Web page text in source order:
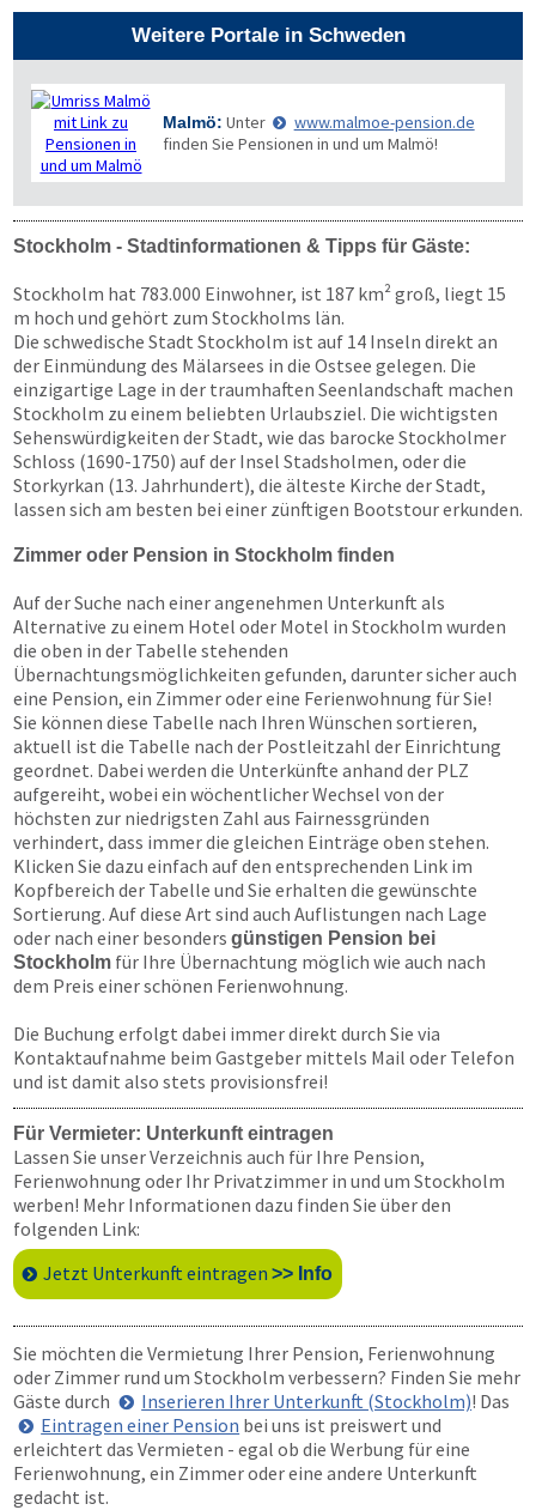
Weitere Portale in Schweden
Malmö: Unter
www.malmoe-pension.de
finden Sie Pensionen in und um Malmö!
Stockholm - Stadtinformationen & Tipps für Gäste:
Stockholm hat 783.000 Einwohner, ist 187 km² groß, liegt 15
m hoch und gehört zum Stockholms län.
Die schwedische Stadt Stockholm ist auf 14 Inseln direkt an
der Einmündung des Mälarsees in die Ostsee gelegen. Die
einzigartige Lage in der traumhaften Seenlandschaft machen
Stockholm zu einem beliebten Urlaubsziel. Die wichtigsten
Sehenswürdigkeiten der Stadt, wie das barocke Stockholmer
Schloss (1690-1750) auf der Insel Stadsholmen, oder die
Storkyrkan (13. Jahrhundert), die älteste Kirche der Stadt,
lassen sich am besten bei einer zünftigen Bootstour erkunden.
Zimmer oder Pension in Stockholm finden
Auf der Suche nach einer angenehmen Unterkunft als
Alternative zu einem Hotel oder Motel in Stockholm wurden
die oben in der Tabelle stehenden
Übernachtungsmöglichkeiten gefunden, darunter sicher auch
eine Pension, ein Zimmer oder eine Ferienwohnung für Sie!
Sie können diese Tabelle nach Ihren Wünschen sortieren,
aktuell ist die Tabelle nach der Postleitzahl der Einrichtung
geordnet. Dabei werden die Unterkünfte anhand der PLZ
aufgereiht, wobei ein wöchentlicher Wechsel von der
höchsten zur niedrigsten Zahl aus Fairnessgründen
verhindert, dass immer die gleichen Einträge oben stehen.
Klicken Sie dazu einfach auf den entsprechenden Link im
Kopfbereich der Tabelle und Sie erhalten die gewünschte
Sortierung. Auf diese Art sind auch Auflistungen nach Lage
oder nach einer besonders günstigen Pension bei
Stockholm für Ihre Übernachtung möglich wie auch nach
dem Preis einer schönen Ferienwohnung.
Die Buchung erfolgt dabei immer direkt durch Sie via
Kontaktaufnahme beim Gastgeber mittels Mail oder Telefon
und ist damit also stets provisionsfrei!
Für Vermieter: Unterkunft eintragen
Lassen Sie unser Verzeichnis auch für Ihre Pension,
Ferienwohnung oder Ihr Privatzimmer in und um Stockholm
werben! Mehr Informationen dazu finden Sie über den
folgenden Link:
Jetzt Unterkunft eintragen>> Info
Sie möchten die Vermietung Ihrer Pension, Ferienwohnung
oder Zimmer rund um Stockholm verbessern? Finden Sie mehr
Gäste durch
Inserieren Ihrer Unterkunft (Stockholm)! Das
Eintragen einer Pension bei uns ist preiswert und
erleichtert das Vermieten - egal ob die Werbung für eine
Ferienwohnung, ein Zimmer oder eine andere Unterkunft
gedacht ist.